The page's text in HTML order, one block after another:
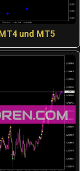
und MT5